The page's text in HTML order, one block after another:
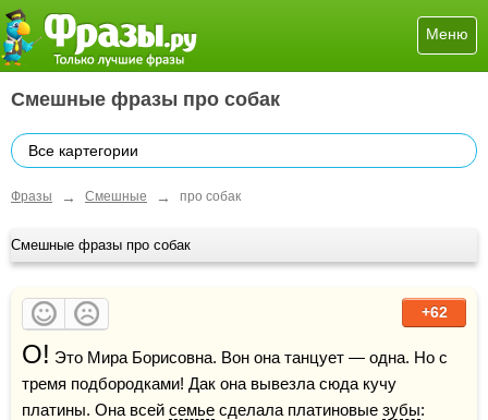
Меню
Смешные фразы про собак
Все картегории
Фразы → Смешные → про собак
Смешные фразы про собак
+62
О! Это Мира Борисовна. Вон она танцует — одна. Но с
тремя подбородками! Дак она вывезла сюда кучу
платины. Она всей семье сделала платиновые зубы: